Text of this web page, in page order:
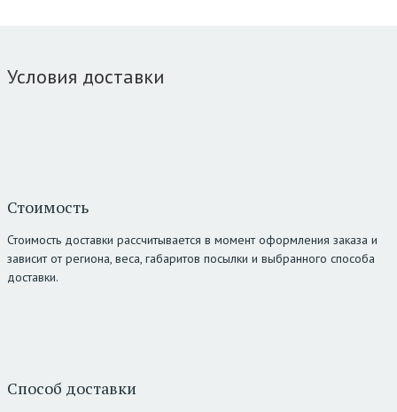
Условия доставки
Стоимость
Стоимость доставки рассчитывается в момент оформления заказа и
зависит от региона, веса, габаритов посылки и выбранного способа
доставки.
Способ доставки